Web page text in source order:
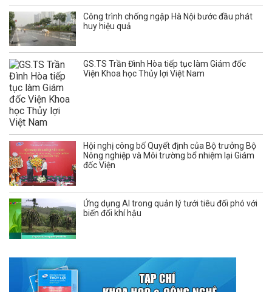
Công trình chống ngập Hà Nội bước đầu phát
huy hiệu quả
GS.TS Trần Đình Hòa tiếp tục làm Giám đốc
Viện Khoa học Thủy lợi Việt Nam
Hội nghị công bố Quyết định của Bộ trưởng Bộ
Nông nghiệp và Môi trường bổ nhiệm lại Giám
đốc Viện
Ứng dụng AI trong quản lý tưới tiêu đối phó với
biến đổi khí hậu